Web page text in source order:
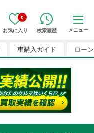
0
お気に入り 検索履歴 メニュー
車購入ガイド ローン